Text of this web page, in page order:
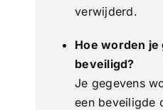
verwijderd.
Hoe worden je
beveiligd?
Je gegevens
een beveiligde